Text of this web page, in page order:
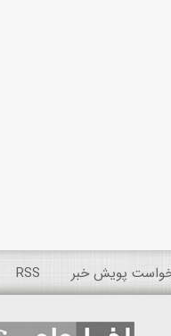
پویش خبر RSS